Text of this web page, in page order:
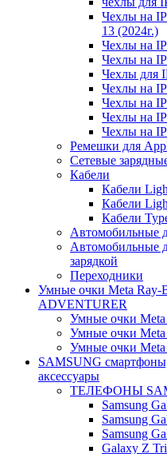
Чехлы на
13 (2024г.)
Чехлы на
Чехлы на
Чехлы для
Чехлы на
Чехлы на
Чехлы на
Чехлы на
Ремешки для
Сетевые
Кабели
Кабели
Кабели
Кабели
Автомобильные
Автомобильные
зарядкой
Переходники
Умные очки Meta Ray-
ADVENTURER
Умные очки Meta
Умные очки
Умные очки
SAMSUNG
аксессуары
ТЕЛЕФОНЫ
Samsung
Samsung
Samsung
Galaxy Z